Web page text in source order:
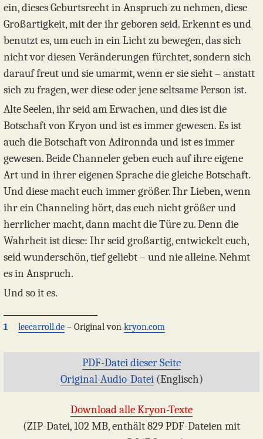
ein, dieses Geburtsrecht in Anspruch zu nehmen, diese
Großartigkeit, mit der ihr geboren seid. Erkennt es und
benutzt es, um euch in ein Licht zu bewegen, das sich
nicht vor diesen Veränderungen fürchtet, sondern sich
darauf freut und sie umarmt, wenn er sie sieht – anstatt
sich zu fragen, wer diese oder jene seltsame Person ist.
Alte Seelen, ihr seid am Erwachen, und dies ist die
Botschaft von Kryon und ist es immer gewesen. Es ist
auch die Botschaft von Adironnda und ist es immer
gewesen. Beide Channeler geben euch auf ihre eigene
Art und in ihrer eigenen Sprache die gleiche Botschaft.
Und diese macht euch immer größer. Ihr Lieben, wenn
ihr ein Channeling hört, das euch nicht größer und
herrlicher macht, dann macht die Türe zu. Denn die
Wahrheit ist diese: Ihr seid großartig, entwickelt euch,
seid wunderschön, tief geliebt – und nie alleine. Nehmt
es in Anspruch.
Und so it es.
1 leecarroll.de – Original von kryon.com
PDF-Datei dieser Seite
Original-Audio-Datei(Englisch)
Download alle Kryon-Texte
(ZIP-Datei, 102 MB, enthält 829 PDF-Dateien mit